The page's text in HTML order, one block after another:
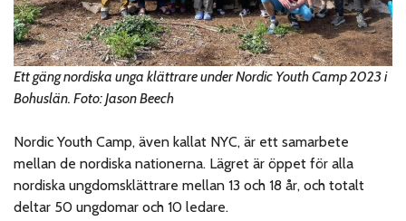
Ett gäng nordiska unga klättrare under Nordic Youth Camp 2023 i
Bohuslän. Foto: Jason Beech
Nordic Youth Camp, även kallat NYC, är ett samarbete
mellan de nordiska nationerna. Lägret är öppet för alla
nordiska ungdomsklättrare mellan 13 och 18 år, och totalt
deltar 50 ungdomar och 10 ledare.